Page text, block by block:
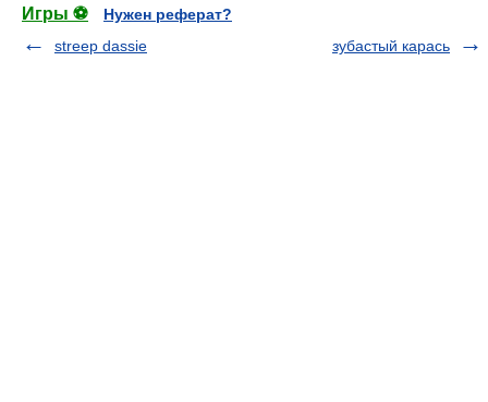
Игры ⚽
Нужен реферат?
streep dassie
зубастый карась